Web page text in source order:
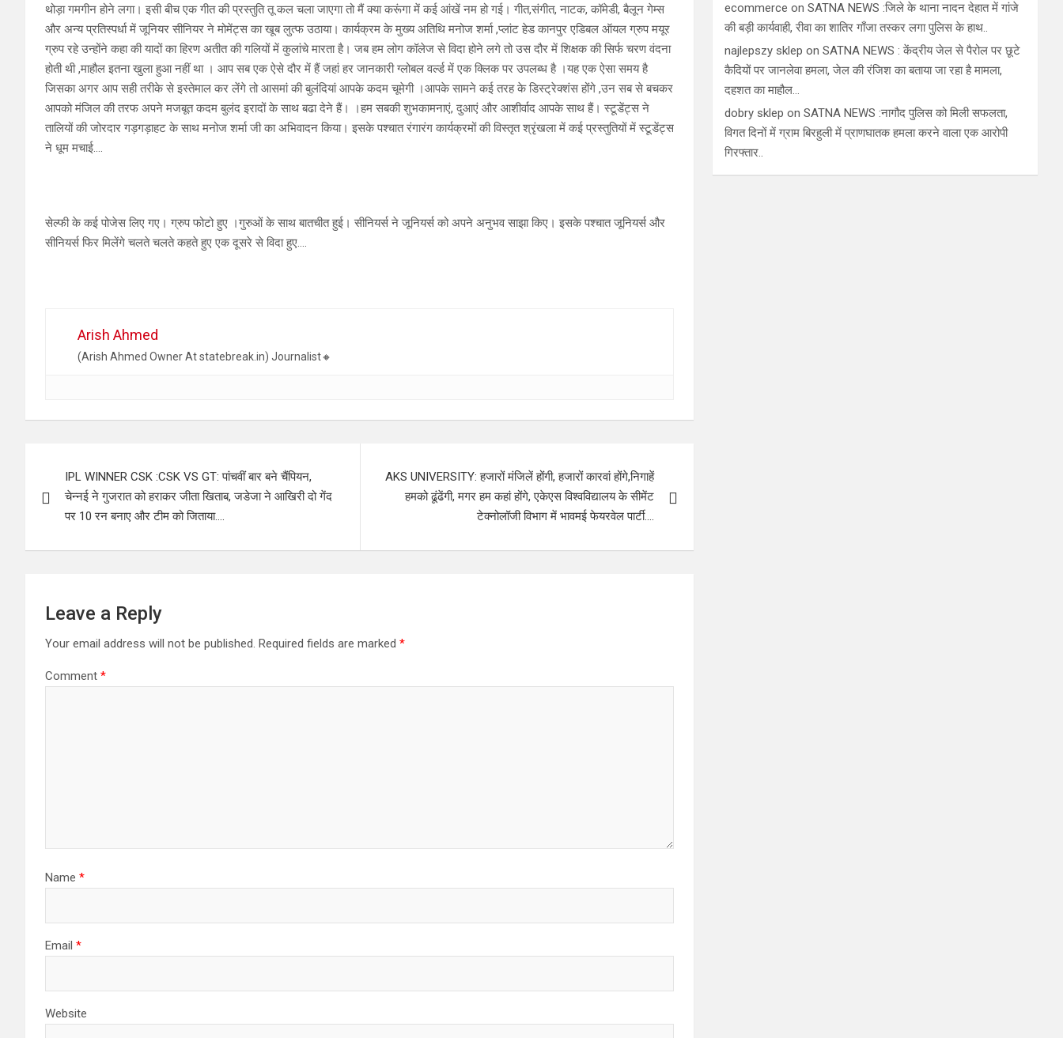
थोड़ा गमगीन होने लगा। इसी बीच एक गीत की प्रस्तुति तू कल चला जाएगा तो मैं क्या करूंगा में कई आंखें नम हो गई। गीत,संगीत, नाटक, कॉमेडी, बैलून गेम्स
और अन्य प्रतिस्पर्धा में जूनियर सीनियर ने मोमेंट्स का खूब लुत्फ उठाया। कार्यक्रम के मुख्य अतिथि मनोज शर्मा ,प्लांट हेड कानपुर एडिबल ऑयल ग्रुप मयूर
ग्रुप रहे उन्होंने कहा की यादों का हिरण अतीत की गलियों में कुलांचे मारता है। जब हम लोग कॉलेज से विदा होने लगे तो उस दौर में शिक्षक की सिर्फ चरण वंदना
होती थी ,माहौल इतना खुला हुआ नहीं था । आप सब एक ऐसे दौर में हैं जहां हर जानकारी ग्लोबल वर्ल्ड में एक क्लिक पर उपलब्ध है ।यह एक ऐसा समय है
जिसका अगर आप सही तरीके से इस्तेमाल कर लेंगे तो आसमां की बुलंदियां आपके कदम चूमेगी ।आपके सामने कई तरह के डिस्ट्रेक्शंस होंगे ,उन सब से बचकर
आपको मंजिल की तरफ अपने मजबूत कदम बुलंद इरादों के साथ बढा देने हैं। ।हम सबकी शुभकामनाएं, दुआएं और आशीर्वाद आपके साथ हैं। स्टूडेंट्स ने
तालियों की जोरदार गड़गड़ाहट के साथ मनोज शर्मा जी का अभिवादन किया। इसके पश्चात रंगारंग कार्यक्रमों की विस्तृत श्रृंखला में कई प्रस्तुतियों में स्टूडेंट्स
ने धूम मचाई….
सेल्फी के कई पोजेस लिए गए। ग्रुप फोटो हुए ।गुरुओं के साथ बातचीत हुई। सीनियर्स ने जूनियर्स को अपने अनुभव साझा किए। इसके पश्चात जूनियर्स और
सीनियर्स फिर मिलेंगे चलते चलते कहते हुए एक दूसरे से विदा हुए….
Arish Ahmed
(Arish Ahmed Owner At statebreak.in) Journalist🔸
navigation
IPL WINNER CSK :CSK VS GT: पांचवीं बार बने चैंपियन,
चेन्नई ने गुजरात को हराकर जीता खिताब, जडेजा ने आखिरी दो गेंद
पर 10 रन बनाए और टीम को जिताया….
AKS UNIVERSITY: हजारों मंजिलें होंगी, हजारों कारवां होंगे,निगाहें
हमको ढूंढेंगी, मगर हम कहां होंगे, एकेएस विश्वविद्यालय के सीमेंट
टेक्नोलॉजी विभाग में भावमई फेयरवेल पार्टी….
Leave a Reply
Your email address will not be published. Required fields are marked *
Comment *
Name *
Email *
Website
ecommerce onSATNA NEWS :जिले के थाना नादन देहात में गांजे
की बड़ी कार्यवाही, रीवा का शातिर गाँजा तस्कर लगा पुलिस के हाथ..
najlepszy sklep onSATNA NEWS : केंद्रीय जेल से पैरोल पर छूटे
कैदियों पर जानलेवा हमला, जेल की रंजिश का बताया जा रहा है मामला,
दहशत का माहौल…
dobry sklep onSATNA NEWS :नागौद पुलिस को मिली सफलता,
विगत दिनों में ग्राम बिरहुली में प्राणघातक हमला करने वाला एक आरोपी
गिरफ्तार..